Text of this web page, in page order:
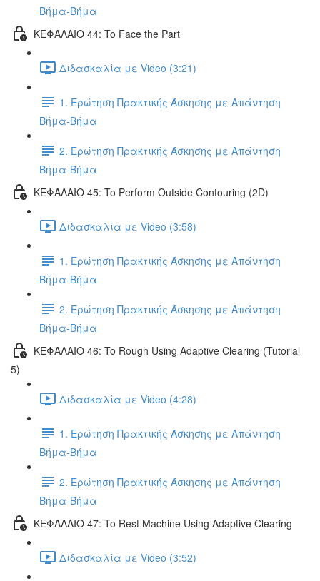
Βήμα-Βήμα
ΚΕΦΑΛΑΙΟ 44: To Face the Part
Διδασκαλία με Video (3:21)
1. Ερώτηση Πρακτικής Άσκησης με Απάντηση
Βήμα-Βήμα
2. Ερώτηση Πρακτικής Άσκησης με Απάντηση
Βήμα-Βήμα
ΚΕΦΑΛΑΙΟ 45: To Perform Outside Contouring (2D)
Διδασκαλία με Video (3:58)
1. Ερώτηση Πρακτικής Άσκησης με Απάντηση
Βήμα-Βήμα
2. Ερώτηση Πρακτικής Άσκησης με Απάντηση
Βήμα-Βήμα
ΚΕΦΑΛΑΙΟ 46: To Rough Using Adaptive Clearing (Tutorial
5)
Διδασκαλία με Video (4:28)
1. Ερώτηση Πρακτικής Άσκησης με Απάντηση
Βήμα-Βήμα
2. Ερώτηση Πρακτικής Άσκησης με Απάντηση
Βήμα-Βήμα
ΚΕΦΑΛΑΙΟ 47: To Rest Machine Using Adaptive Clearing
Διδασκαλία με Video (3:52)